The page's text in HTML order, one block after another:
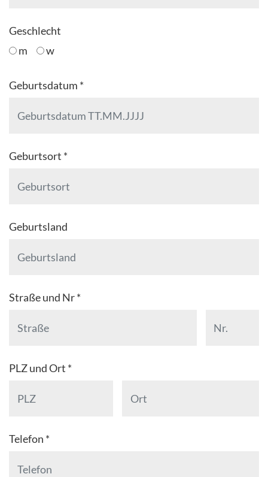
Geschlecht
m
w
Geburtsdatum *
Geburtsort *
Geburtsland
Straße und Nr *
PLZ und Ort *
Telefon *